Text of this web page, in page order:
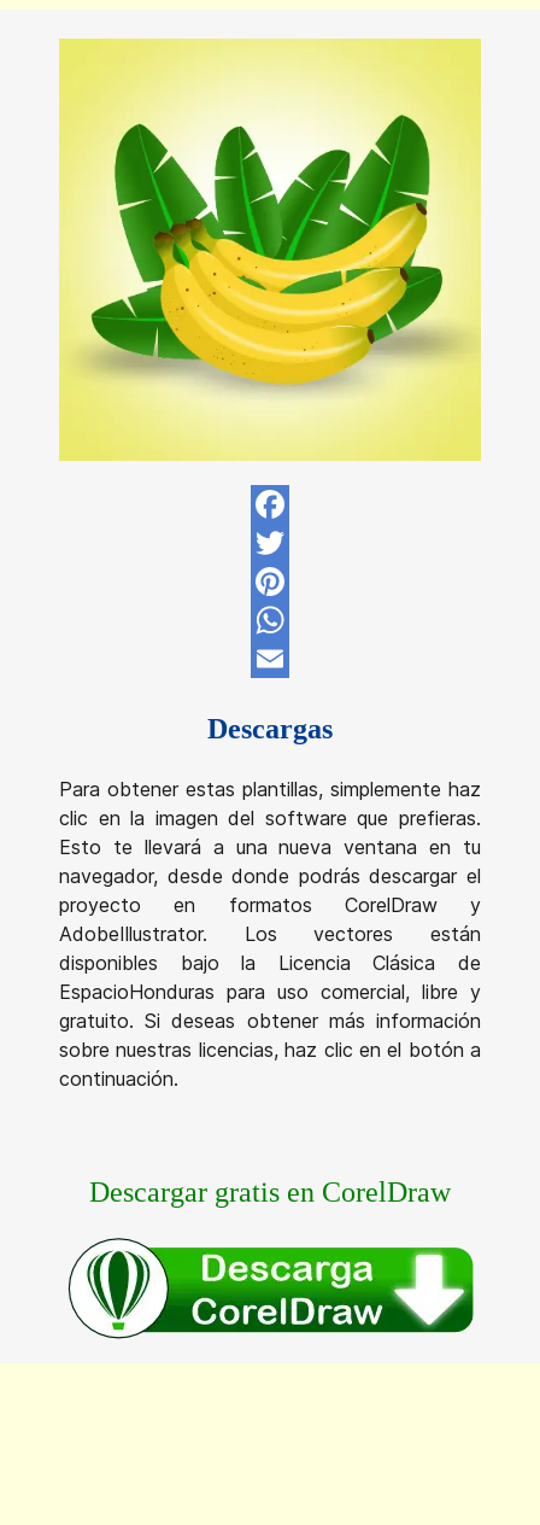
Facebook
Twitter
Pinterest
WhatsApp
Descargas
Para obtener estas plantillas, simplemente haz
clic en la imagen del software que prefieras.
Esto te llevará a una nueva ventana en tu
navegador, desde donde podrás descargar el
proyecto en formatos CorelDraw y
AdobeIllustrator. Los vectores están
disponibles bajo la Licencia Clásica de
EspacioHonduras para uso comercial, libre y
gratuito. Si deseas obtener más información
sobre nuestras licencias, haz clic en el botón a
continuación.
Descargar gratis en CorelDraw